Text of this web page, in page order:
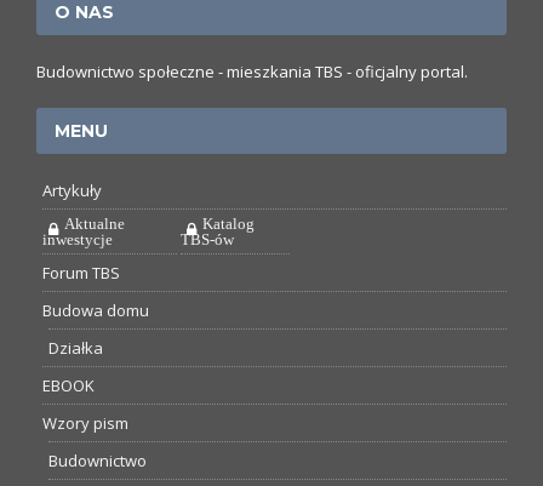
O NAS
Budownictwo społeczne - mieszkania TBS - oficjalny portal.
MENU
Artykuły
Aktualne
inwestycje
Katalog
TBS-ów
Forum TBS
Budowa domu
Działka
EBOOK
Wzory pism
Budownictwo